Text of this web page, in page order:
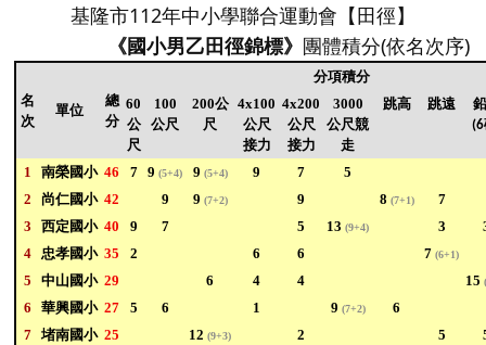
基隆市112年中小學聯合運動會【田徑】
《國小男乙田徑錦標》 團體積分(依名次序)
名
次
單位
總
分
分項積分
60
公
尺
100
公尺
200公
尺
4x100
公尺
接力
4x200
公尺
接力
3000
公尺競
走
跳高 跳遠
(6
1 南榮國小 46 7 9 (5+4) 9 (5+4) 9 7
5
2
尚仁國小 42 9 9 (7+2) 9 8 (7+1)
7
3
西定國小 40 9 7 5 13 (9+4) 3
4
忠孝國小 35 2 6 6 7 (6+1)
5 中山國小 29 6 4 4 15
6 華興國小 27 5 6 1 9 (7+2)
6
7
堵南國小 25 12 (9+3) 2 5